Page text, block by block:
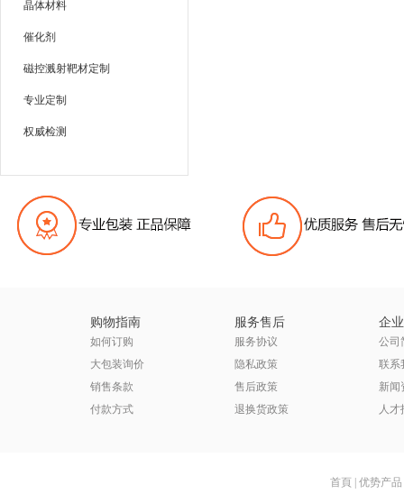
晶体材料
催化剂
磁控溅射靶材定制
专业定制
权威检测
购物指南
如何订购
大包装询价
销售条款
付款方式
服务售后
服务协议
隐私政策
售后政策
退换货政策
企
公司
联系
新闻
人才
首頁 优势产品